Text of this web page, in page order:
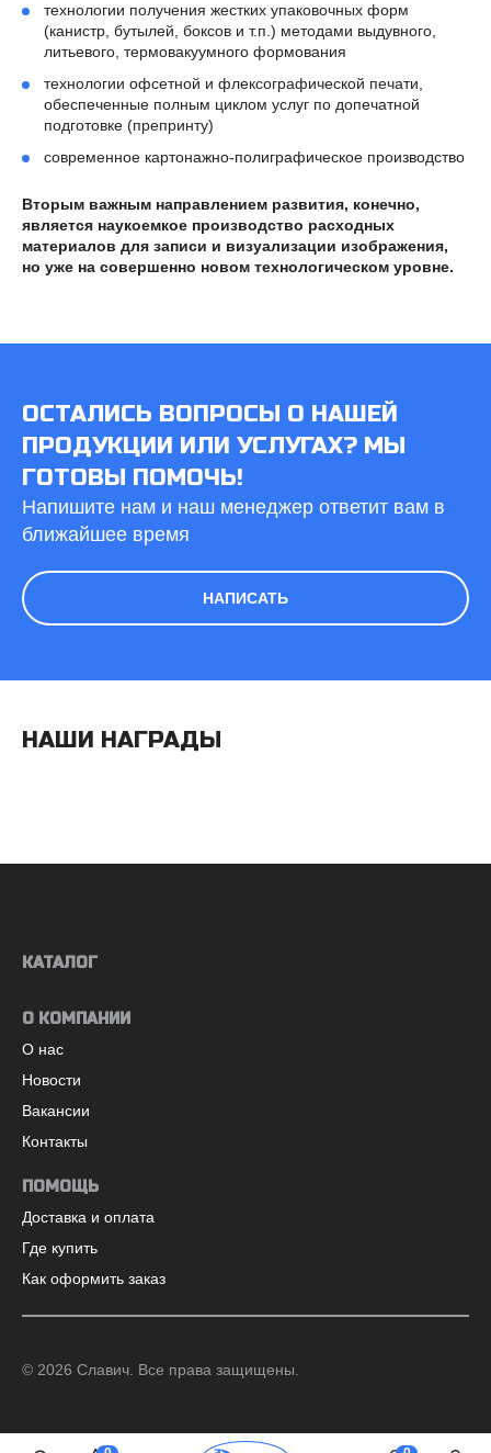
технологии получения жестких упаковочных форм
(канистр, бутылей, боксов и т.п.) методами выдувного,
литьевого, термовакуумного формования
технологии офсетной и флексографической печати,
обеспеченные полным циклом услуг по допечатной
подготовке (препринту)
современное картонажно-полиграфическое производство
Вторым важным направлением развития, конечно,
является наукоемкое производство расходных
материалов для записи и визуализации изображения,
но уже на совершенно новом технологическом уровне.
ОСТАЛИСЬ ВОПРОСЫ О НАШЕЙ
ПРОДУКЦИИ ИЛИ УСЛУГАХ? МЫ
ГОТОВЫ ПОМОЧЬ!
Напишите нам и наш менеджер ответит вам в
ближайшее время
НАПИСАТЬ
НАШИ НАГРАДЫ
КАТАЛОГ
О КОМПАНИИ
О нас
Новости
Вакансии
Контакты
ПОМОЩЬ
Доставка и оплата
Где купить
Как оформить заказ
© 2026 Славич. Все права защищены.